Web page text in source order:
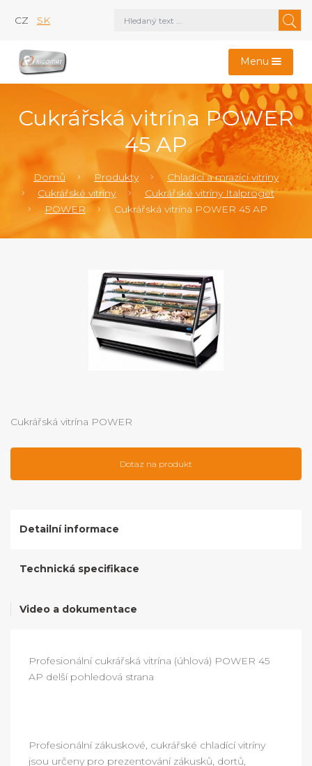
CZ SK
Menu
Cukrářská vitrína POWER
45 AP
Domů Produkty
Chladící a mrazící vitríny
Cukrářské vitríny
Cukrářské vitríny Italproget
POWER
Cukrářská vitrína POWER 45 AP
Cukrářská vitrína POWER
Dotaz na produkt
Detailní informace
Technická specifikace
Video a dokumentace
Profesionální cukrářská vitrína (úhlová) POWER 45
AP delší pohledová strana
Profesionální zákuskové, cukrářské chladící vitríny
jsou určeny pro prezentování zákusků, dortů,